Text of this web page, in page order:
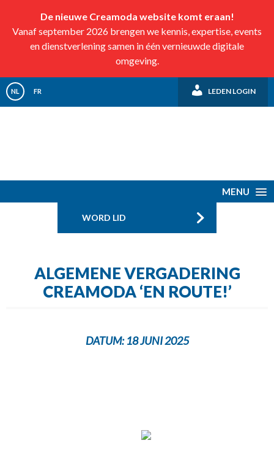
De nieuwe Creamoda website komt eraan!
Vanaf september 2026 brengen we kennis, expertise, events
en dienstverlening samen in één vernieuwde digitale
omgeving.
NL FR LEDEN LOGIN
MENU
WORD LID
ALGEMENE VERGADERING
CREAMODA ‘EN ROUTE!’
DATUM:18 JUNI 2025